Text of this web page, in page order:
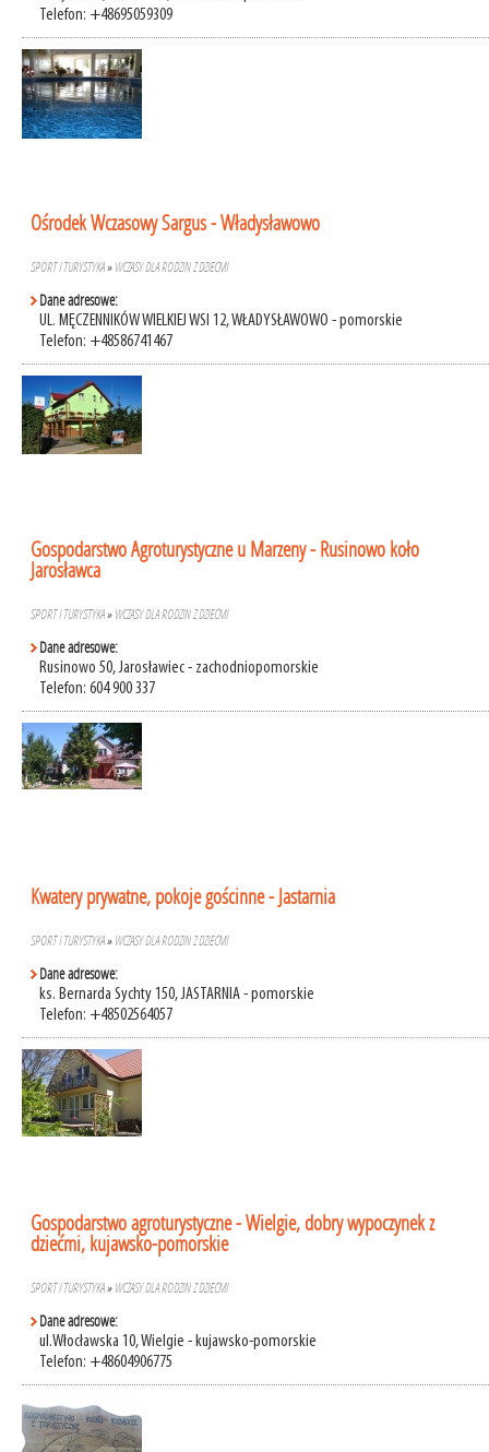
Telefon: +48695059309
Ośrodek Wczasowy Sargus - Władysławowo
SPORT I TURYSTYKA» WCZASY DLA RODZIN Z DZIEĆMI
Dane adresowe:
UL. MĘCZENNIKÓW WIELKIEJ WSI 12, WŁADYSŁAWOWO - pomorskie
Telefon: +48586741467
Gospodarstwo Agroturystyczne u Marzeny - Rusinowo koło
Jarosławca
SPORT I TURYSTYKA» WCZASY DLA RODZIN Z DZIEĆMI
Dane adresowe:
Rusinowo 50, Jarosławiec - zachodniopomorskie
Telefon: 604 900 337
Kwatery prywatne, pokoje gościnne - Jastarnia
SPORT I TURYSTYKA» WCZASY DLA RODZIN Z DZIEĆMI
Dane adresowe:
ks. Bernarda Sychty 150, JASTARNIA - pomorskie
Telefon: +48502564057
Gospodarstwo agroturystyczne - Wielgie, dobry wypoczynek z
dziećmi, kujawsko-pomorskie
SPORT I TURYSTYKA» WCZASY DLA RODZIN Z DZIEĆMI
Dane adresowe:
ul.Włocławska 10, Wielgie - kujawsko-pomorskie
Telefon: +48604906775